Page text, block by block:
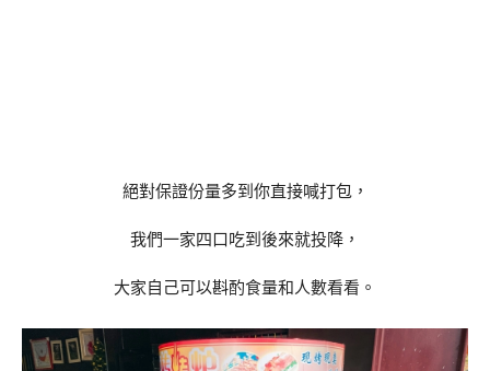
絕對保證份量多到你直接喊打包，
我們一家四口吃到後來就投降，
大家自己可以斟酌食量和人數看看。